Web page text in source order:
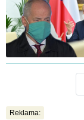
Reklama: